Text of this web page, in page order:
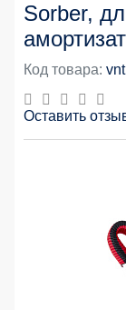
Sorber,
Код товара:
Оставить